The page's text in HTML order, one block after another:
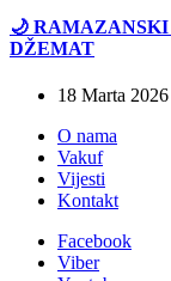
🌙 RAMAZANSKI
DŽEMAT
18 Marta 2026
O nama
Vakuf
Vijesti
Kontakt
Facebook
Viber